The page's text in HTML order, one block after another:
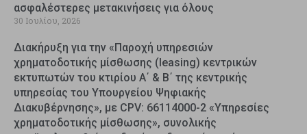
ασφαλέστερες μετακινήσεις για όλους
30 Ιουλίου, 2026
Διακήρυξη για την «Παροχή υπηρεσιών
χρηματοδοτικής μίσθωσης (leasing) κεντρικών
εκτυπωτών του κτιρίου Α΄ & Β΄ της κεντρικής
υπηρεσίας του Υπουργείου Ψηφιακής
Διακυβέρνησης», με CPV: 66114000-2 «Υπηρεσίες
χρηματοδοτικής μίσθωσης», συνολικής